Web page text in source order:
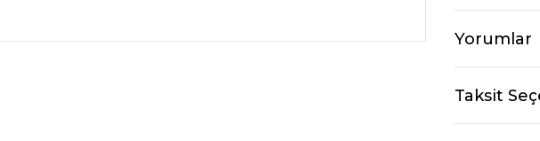
Yorumlar
Taksit